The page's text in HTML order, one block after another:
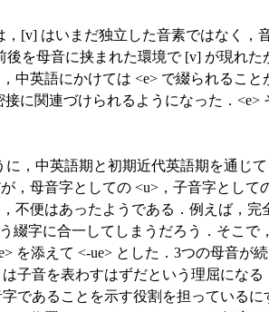
[v] はいまだ独立した音素ではなく，
後を母音に挟まれた環境で [v] が現れ
中英語にかけては <e> で綴られるこ
接に関連づけられるようになった．
，中英語期と初期近代英語期を通じ
，母音字としての <u>，子音字とし
不便はあったようである．例えば，完
綴字に合一してしまうだろう．そこ
を添えて <-ue> とした．3つの母音が
は子音を表わすはずだという理屈にな
であることを示す役割を担っている